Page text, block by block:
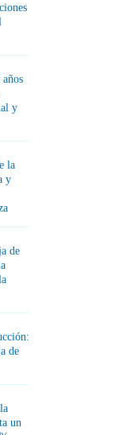
y
la
y
de
de
un